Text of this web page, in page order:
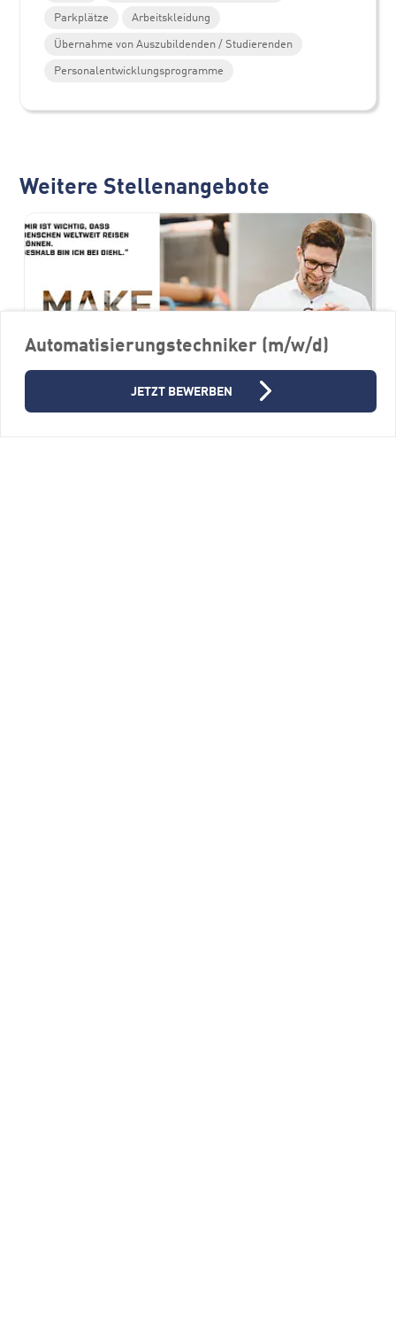
Automatisierungstechniker (m/w/d)
JETZT BEWERBEN
Parkplätze
Arbeitskleidung
Übernahme von Auszubildenden / Studierenden
Personalentwicklungsprogramme
Weitere Stellenangebote